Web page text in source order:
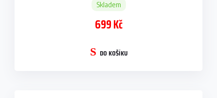
Skladem
699 Kč
DO KOŠÍKU